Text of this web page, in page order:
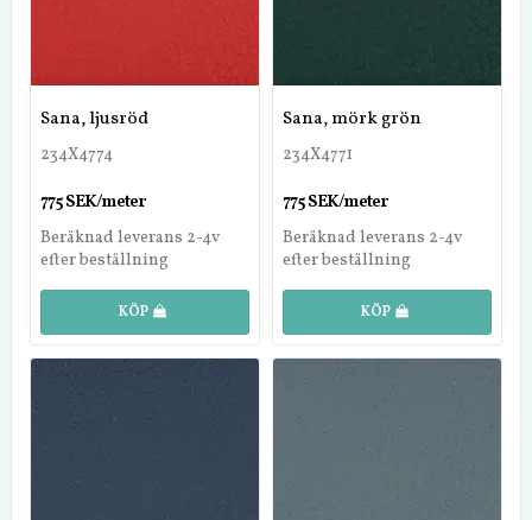
Sana, ljusröd
234X4774
775 SEK/meter
Beräknad leverans 2-4v
efter beställning
KÖP
Sana, mörk grön
234X4771
775 SEK/meter
Beräknad leverans 2-4v
efter beställning
KÖP